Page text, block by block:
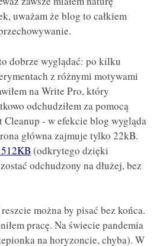
uważam że blog to całkiem
dobrze wyglądać: po kilku
z różnymi motywami
na Write Pro, który
odchudziłem za pomocą
Cleanup - w efekcie blog wygląda
główna zajmuje tylko 22kB.
(odkrytego dzięki
odchudzony na dłużej, bez
reszcie można by pisać bez końca.
pracę. Na świecie pandemia
na horyzoncie, chyba). W